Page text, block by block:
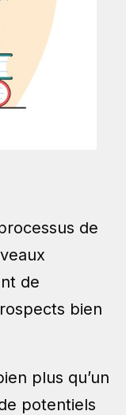
de
de
bien
plus qu’un
potentiels